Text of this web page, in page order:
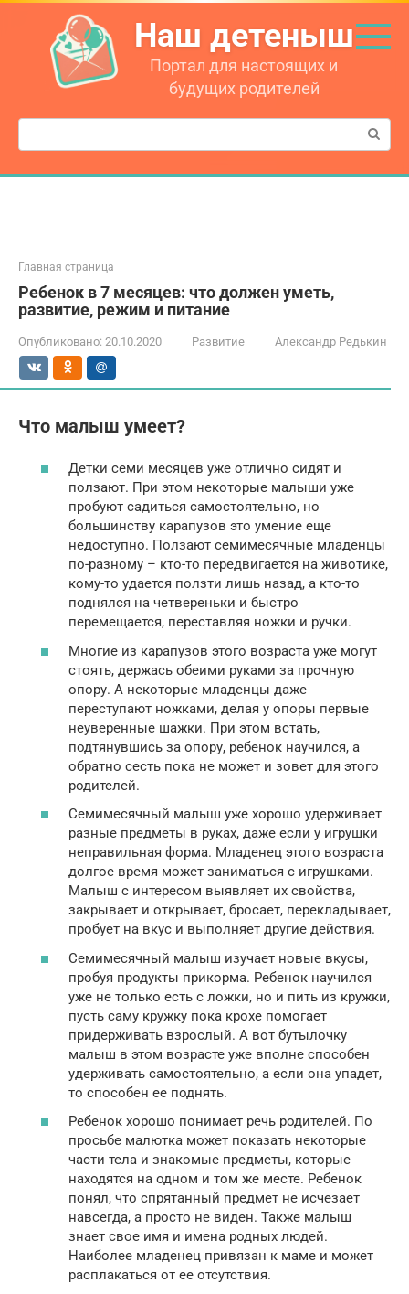
Перейти
контенту
Наш детеныш
Портал для настоящих и
будущих родителей
Поиск:
Главная страница
Ребенок в 7 месяцев: что должен уметь,
развитие, режим и питание
Опубликовано: 20.10.2020 Развитие Александр Редькин
Что малыш умеет?
Детки семи месяцев уже отлично сидят и
ползают. При этом некоторые малыши уже
пробуют садиться самостоятельно, но
большинству карапузов это умение еще
недоступно. Ползают семимесячные младенцы
по-разному – кто-то передвигается на животике,
кому-то удается ползти лишь назад, а кто-то
поднялся на четвереньки и быстро
перемещается, переставляя ножки и ручки.
Многие из карапузов этого возраста уже могут
стоять, держась обеими руками за прочную
опору. А некоторые младенцы даже
переступают ножками, делая у опоры первые
неуверенные шажки. При этом встать,
подтянувшись за опору, ребенок научился, а
обратно сесть пока не может и зовет для этого
родителей.
Семимесячный малыш уже хорошо удерживает
разные предметы в руках, даже если у игрушки
неправильная форма. Младенец этого возраста
долгое время может заниматься с игрушками.
Малыш с интересом выявляет их свойства,
закрывает и открывает, бросает, перекладывает,
пробует на вкус и выполняет другие действия.
Семимесячный малыш изучает новые вкусы,
пробуя продукты прикорма. Ребенок научился
уже не только есть с ложки, но и пить из кружки,
пусть саму кружку пока крохе помогает
придерживать взрослый. А вот бутылочку
малыш в этом возрасте уже вполне способен
удерживать самостоятельно, а если она упадет,
то способен ее поднять.
Ребенок хорошо понимает речь родителей. По
просьбе малютка может показать некоторые
части тела и знакомые предметы, которые
находятся на одном и том же месте. Ребенок
понял, что спрятанный предмет не исчезает
навсегда, а просто не виден. Также малыш
знает свое имя и имена родных людей.
Наиболее младенец привязан к маме и может
расплакаться от ее отсутствия.